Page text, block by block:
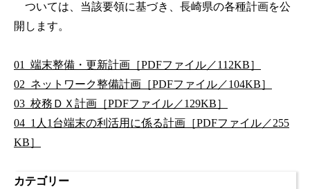
ついては、当該要領に基づき、長崎県の各種計画を公
開します。
01_端末整備・更新計画［PDFファイル／112KB］
02_ネットワーク整備計画［PDFファイル／104KB］
03_校務ＤＸ計画［PDFファイル／129KB］
04_1人1台端末の利活用に係る計画［PDFファイル／255
KB］
カテゴリー